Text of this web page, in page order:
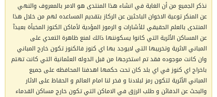
نذكر الجميع من أن الغاية في انشاء هذا المنتدى هو الامر بالمعروف والنهي
عن المنكر توعية الاخوان الباحثين عن الركاز بتقديم المساعده لهم من خلال هذا
المنتدى بالعلم الحقيقي للأشارات و الرموز المؤدية لأماكن الكنوز المخبأة بعيدآ
عن المساكن الأثرية التي كانوا يسكوننها ذالك لمنع ظاهرة التعدي على
المباني الاثرية وتخريبها التي لايوجد بها اي كنوز فالكنوز تكون خارج المباني
وان كانت موجوده فقد تم استخرجها من قبل الدوله العثمانية التي كانت تهتم
باخراج اي كنوز في اي بلد كان تحت حكمها اهدفنا المحافظه على جميع
المباني الأثرية لتكون رمز لبلادنا و فخر لنا امام العالم و الحفاظ على الاثار
والبحث عن الدفائن و طلب الرزق في الاماكن التي تكون خارج مساكن القدماء